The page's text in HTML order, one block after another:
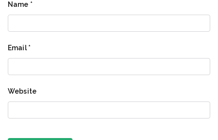
Name *
Email*
Website